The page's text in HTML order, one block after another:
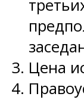
Цена